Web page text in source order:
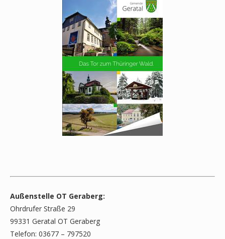
Außenstelle OT Geraberg:
Ohrdrufer Straße 29
99331 Geratal OT Geraberg
Telefon: 03677 – 797520